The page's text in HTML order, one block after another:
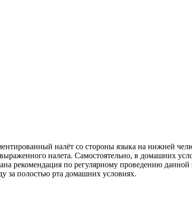
налёт со стороны языка на нижней
налета. Самостоятельно, в домашних
рекомендация по регулярному проведению
за полостью рта домашних условиях.